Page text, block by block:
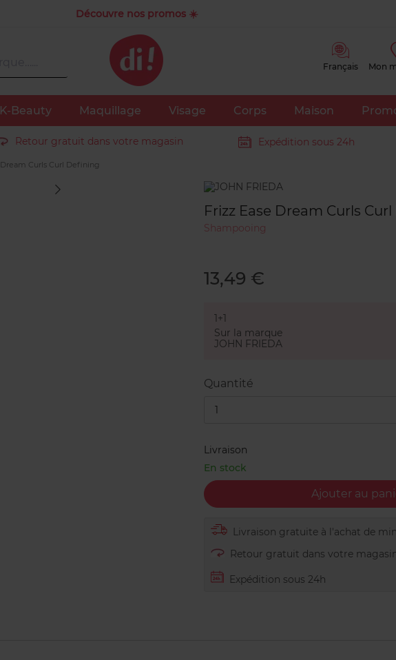
Découvre nos promos ☀️
Français Mon
K-Beauty Maquillage Visage Corps Maison
Retour gratuit dans votre magasin Expédition sous 24h
Dream Curls Curl Defining
Marque
Frizz Ease Dream Curls
Shampooing
13,49 €
1+1
Sur la marque
JOHN FRIEDA
Quantité
1
Livraison
En stock
Ajouter au
Livraison gratuite à l'achat de
Retour gratuit dans votre
Expédition sous 24h